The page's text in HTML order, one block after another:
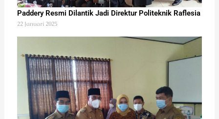
Paddery Resmi Dilantik Jadi Direktur Politeknik Raflesia
22 Januari 2025